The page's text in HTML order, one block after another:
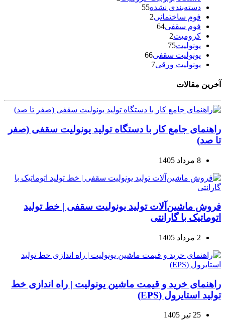
دسته‌بندی نشده55
فوم ساختمانی2
فوم سقفی64
کرومیت2
یونولیت75
یونولیت سقفی66
یونولیت ورقی7
آخرین مقالات
راهنمای جامع کار با دستگاه تولید یونولیت سقفی (صفر
تا صد)
8 مرداد 1405
فروش ماشین‌آلات تولید یونولیت سقفی | خط تولید
اتوماتیک با گارانتی
2 مرداد 1405
راهنمای خرید و قیمت ماشین یونولیت | راه اندازی خط
تولید استایرول (EPS)
25 تیر 1405